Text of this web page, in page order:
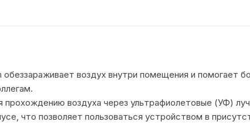
воздух внутри помещения и помогает
прохождению воздуха через ультрафиолетовые (УФ)
что позволяет пользоваться устройством в